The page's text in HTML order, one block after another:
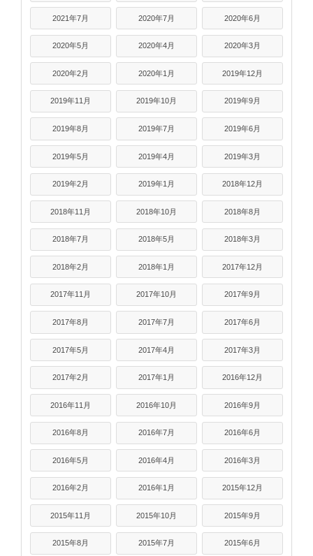
2021年7月 2020年7月 2020年6月
2020年5月 2020年4月 2020年3月
2020年2月 2020年1月 2019年12月
2019年11月 2019年10月 2019年9月
2019年8月 2019年7月 2019年6月
2019年5月 2019年4月 2019年3月
2019年2月 2019年1月 2018年12月
2018年11月 2018年10月 2018年8月
2018年7月 2018年5月 2018年3月
2018年2月 2018年1月 2017年12月
2017年11月 2017年10月 2017年9月
2017年8月 2017年7月 2017年6月
2017年5月 2017年4月 2017年3月
2017年2月 2017年1月 2016年12月
2016年11月 2016年10月 2016年9月
2016年8月 2016年7月 2016年6月
2016年5月 2016年4月 2016年3月
2016年2月 2016年1月 2015年12月
2015年11月 2015年10月 2015年9月
2015年8月 2015年7月 2015年6月